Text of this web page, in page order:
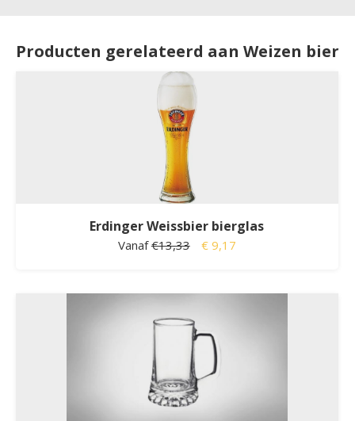
Producten gerelateerd aan Weizen bier
Erdinger Weissbier bierglas
Vanaf€13,33 € 9,17